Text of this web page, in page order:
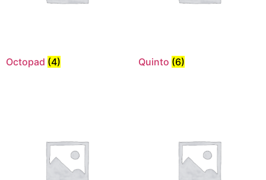
Octopad (4) Quinto (6)